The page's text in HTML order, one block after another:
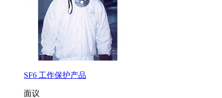
SF6 工作保护产品
面议